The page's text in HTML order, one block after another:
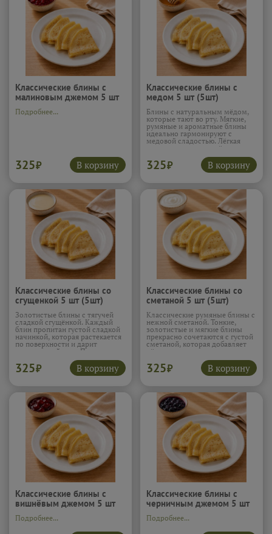
Классические блины с
малиновым джемом 5 шт
(5шт)
Подробнее...
325₽ В корзину
Классические блины с
медом 5 шт (5шт)
Блины с натуральным мёдом,
которые тают во рту. Мягкие,
румяные и ароматные блины
идеально гармонируют с
медовой сладостью. Лёгкая
карамельная нотка мёда делает
вкус богатым и манящим,
хочется взять ещё один
кусочек.
Подробнее...
325₽ В корзину
Классические блины со
сгущенкой 5 шт (5шт)
Золотистые блины с тягучей
сладкой сгущёнкой. Каждый
блин пропитан густой сладкой
начинкой, которая растекается
по поверхности и дарит
насыщенный вкус. Просто
разрезать, окунуть и
насладиться мгновенным
десертом.
Подробнее...
325₽ В корзину
Классические блины со
сметаной 5 шт (5шт)
Классические румяные блины с
нежной сметаной. Тонкие,
золотистые и мягкие блины
прекрасно сочетаются с густой
сметаной, которая добавляет
лёгкую кислинку и кремовую
текстуру. Вкус знакомый с
детства и невероятно уютный.
Подробнее...
325₽ В корзину
Классические блины с
вишнёвым джемом 5 шт
(5шт)
Подробнее...
Классические блины с
черничным джемом 5 шт
(5шт)
Подробнее...